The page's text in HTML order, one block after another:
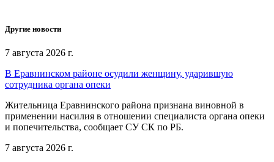
Другие новости
7 августа 2026 г.
В Еравнинском районе осудили женщину, ударившую
сотрудника органа опеки
Жительница Еравнинского района признана виновной в
применении насилия в отношении специалиста органа опеки
и попечительства, сообщает СУ СК по РБ.
7 августа 2026 г.